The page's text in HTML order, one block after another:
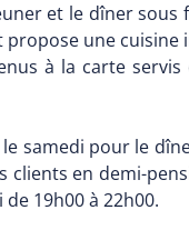
et le dîner
propose une
à la carte
samedi pour le
en demi-
19h00 à 22h00.